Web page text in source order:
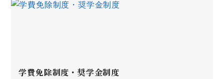
学費免除制度・奨学金制度